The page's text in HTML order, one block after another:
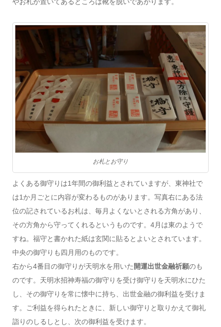
やお札が置いてあるところは靴を脱いであがります。
お札とお守り
よくある御守りは1年間の御利益とされていますが、東神社で
は1か月ごとに内容が変わるものがあります。写真右にある法
位の記されているお札は、毎月よくないとされる方角があり、
その方角から守ってくれるというものです。4月は東のようで
すね。福守と書かれた紙は玄関に貼るとよいとされています。
中央の御守りも四月用のものです。
右から4番目の御守りが天明水を用いた 開運出世金融祈願のも
のです。天明水招神寿福の御守りを受け御守りを天明水にひた
し、その御守りを常に懐中に持ち、出世金融の御利益を受けま
す。ご利益を得られたときに、新しい御守りと取りかえて御礼
詣りのしるしとし、次の御利益を受けます。